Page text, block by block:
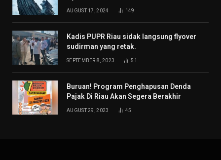
AUGUST 17, 2024 149
Kadis PUPR Riau sidak langsung flyover
sudirman yang retak.
SEPTEMBER 8, 2023 51
Buruan! Program Penghapusan Denda
Pajak Di Riau Akan Segera Berakhir
AUGUST 29, 2023 45